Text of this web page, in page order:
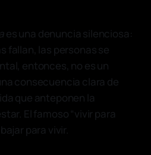
es una denuncia silenciosa:
fallan, las personas se
entonces, no es un
consecuencia clara de
que anteponen la
El famoso “vivir para
para vivir.